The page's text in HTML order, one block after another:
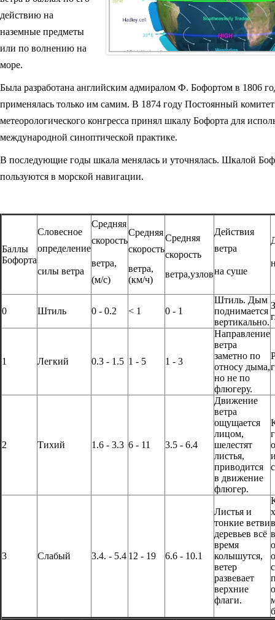
действию на
наземные предметы
или по волнению на
море.
Была разработана английским адмиралом Ф. Бофортом в 1806
применялась только им самим. В 1874 году Постоянный
метеорологического конгресса принял шкалу Бофорта для
международной синоптической практике.
В последующие годы шкала менялась и уточнялась. Шкалой
пользуются в морской навигации.
Баллы
Бофорта
Словесное
определение
силы ветра
Средняя
скорость
ветра,
(м/с)
Средняя
скорость
ветра,
(км/ч)
Средняя
скорость
ветра,узлов
Действия
ветра
на суше
0 Штиль 0 - 0.2 < 1 0 - 1
Штиль. Дым
поднимается
вертикально.
1 Легкий 0.3 - 1.5 1 - 5 1 - 3
Направление
ветра
заметно по
относу дыма,
но не по
флюгеру.
2 Тихий 1.6 - 3.3 6 - 11 3.5 - 6.4
Движение
ветра
ощущается
лицом,
шелестят
листья,
приводится
в движение
флюгер.
3 Слабый 3.4. - 5.4 12 - 19 6.6 - 10.1
Листья и
тонкие ветви
деревьев всё
время
колышутся,
ветер
развевает
верхние
флаги.